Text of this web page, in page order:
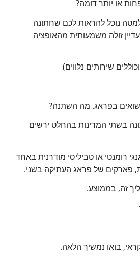
או יותר דומה?
נוכל להראות לכם שחתונה
זולה משמעותית מהאופציה
שירותים נלווים)
בשתי המדינות בהחלט ירשים
רומנטי או טביליסי מודרנית באחד
פארקים של פראג העתיקה בשני.
זה, בממוצע.
בואו נמשיך הלאה.